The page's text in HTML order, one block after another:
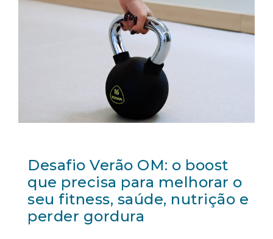
Desafio Verão OM: o boost
que precisa para melhorar o
seu fitness, saúde, nutrição e
perder gordura